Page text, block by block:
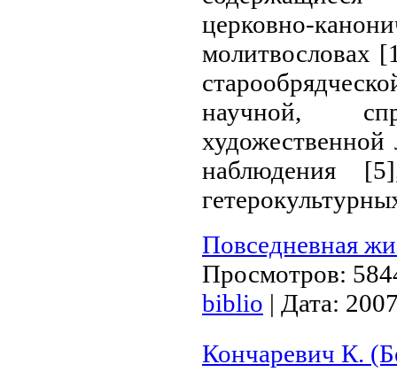
церковно-
молитвословах
научной,
наблюдения
Повседневная
Просмотров:
biblio | Дата:
Кончаревич К.